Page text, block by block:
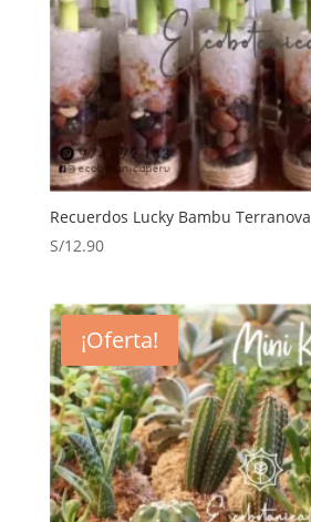
Recuerdos Lucky Bambu Terranova
S/12.90
¡Oferta!